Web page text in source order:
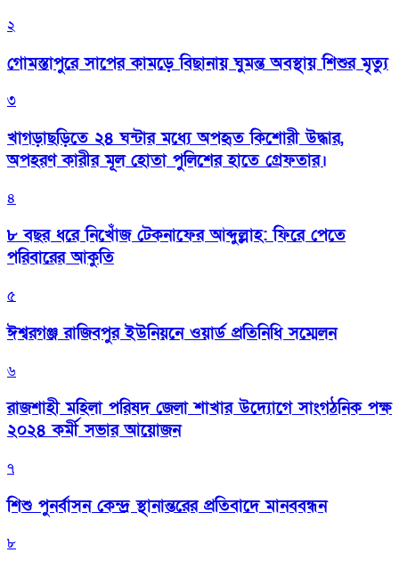
২
গোমস্তাপুরে সাপের কামড়ে বিছানায় ঘুমন্ত অবস্থায় শিশুর মৃত্যু
৩
খাগড়াছড়িতে ২৪ ঘন্টার মধ্যে অপহৃত কিশোরী উদ্ধার,
অপহরণ কারীর মূল হোতা পুলিশের হাতে গ্রেফতার।
৪
৮ বছর ধরে নিখোঁজ টেকনাফের আব্দুল্লাহ: ফিরে পেতে
পরিবারের আকুতি
৫
ঈশ্বরগঞ্জ রাজিবপুর ইউনিয়নে ওয়ার্ড প্রতিনিধি সম্মেলন
৬
রাজশাহী মহিলা পরিষদ জেলা শাখার উদ্যোগে সাংগঠনিক পক্ষ
২০২৪ কর্মী সভার আয়োজন
৭
শিশু পুনর্বাসন কেন্দ্র স্থানান্তরের প্রতিবাদে মানববন্ধন
৮